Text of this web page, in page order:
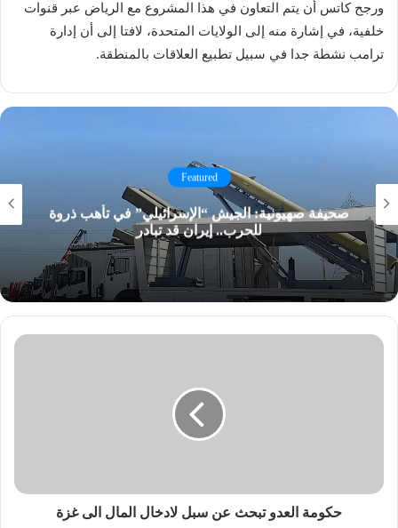
ورجح كاتس أن يتم التعاون في هذا المشروع مع الرياض عبر قنوات
خلفية، في إشارة منه إلى الولايات المتحدة، لافتا إلى أن إدارة
ترامب نشطة جدا في سبيل تطبيع العلاقات بالمنطقة.
Featured
صحيفة صهيونية: الجيش “الإسرائيلي” في تأهب ذروة
للحرب.. إيران قد تبادر
حكومة العدو تبحث عن سبل لادخال المال الى غزة